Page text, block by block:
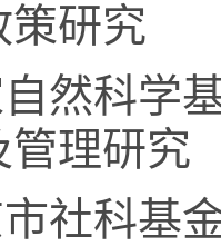
策研究
然科学
管理研究
社科基